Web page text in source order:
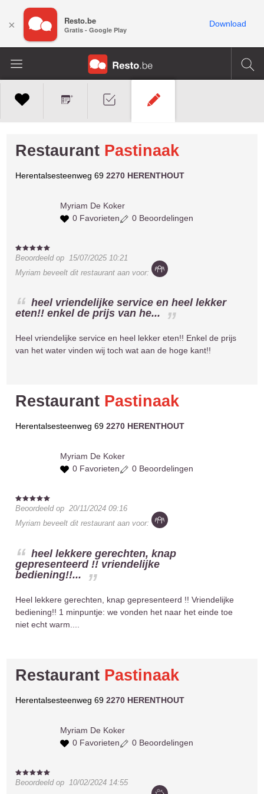
Restaurant Pastinaak
Herentalsesteenweg 692270 HERENTHOUT
Myriam De Koker
0 Favorieten
0 Beoordelingen
Beoordeeld op15/07/2025 10:21
Myriam beveelt dit restaurant aan voor:
heel vriendelijke service en heel lekker
eten!! enkel de prijs van he...
Heel vriendelijke service en heel lekker eten!! Enkel de prijs
van het water vinden wij toch wat aan de hoge kant!!
Restaurant Pastinaak
Herentalsesteenweg 692270 HERENTHOUT
Myriam De Koker
0 Favorieten
0 Beoordelingen
Beoordeeld op20/11/2024 09:16
Myriam beveelt dit restaurant aan voor:
heel lekkere gerechten, knap
gepresenteerd !! vriendelijke
bediening!!...
Heel lekkere gerechten, knap gepresenteerd !! Vriendelijke
bediening!! 1 minpuntje: we vonden het naar het einde toe
niet echt warm....
Restaurant Pastinaak
Herentalsesteenweg 692270 HERENTHOUT
Myriam De Koker
0 Favorieten
0 Beoordelingen
Beoordeeld op
10/02/2024 14:55
× Resto.be
Gratis - Google Play
Download